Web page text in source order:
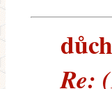
Re: